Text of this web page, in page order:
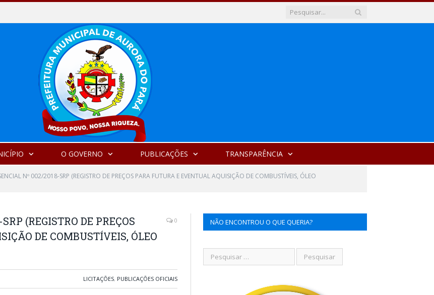
O GOVERNO PUBLICAÇÕES TRANSPARÊNCIA
Nº 002/2018-SRP (REGISTRO DE PREÇOS PARA FUTURA E EVENTUAL AQUISIÇÃO DE COMBUSTÍVEIS, ÓLEO
(REGISTRO DE PREÇOS
DE COMBUSTÍVEIS, ÓLEO
0
LICITAÇÕES, PUBLICAÇÕES OFICIAIS
NÃO ENCONTROU O QUE QUERIA?